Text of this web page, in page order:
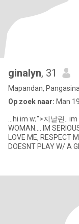
ginalyn, 31
Mapandan,
Op zoek naar: Man
...hi im w;">지날린.. im a SIMPLE,
WOMAN.... IM SERIOUSLY LOOKING FOR THE RIGHT GUY WHO WILL
LOVE ME, RESPECT
DOESNT PLAY W/ A